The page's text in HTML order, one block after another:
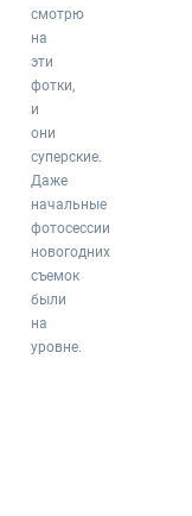
смотрю
на
эти
фотки,
и
они
суперские.
Даже
начальные
фотосессии
новогодних
съемок
были
на
уровне.